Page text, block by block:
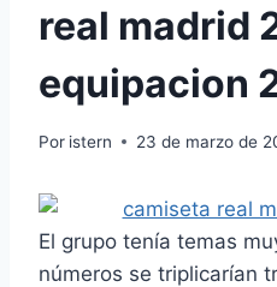
real madrid
equipacion
Por istern 23 de marzo de
El grupo tenía temas
números se triplicarían